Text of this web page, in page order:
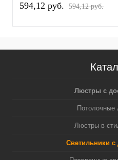
М0069067
594,12 pуб. 594,12 pуб.
Люстры с
Потолочные
Люстры в
Светильники с